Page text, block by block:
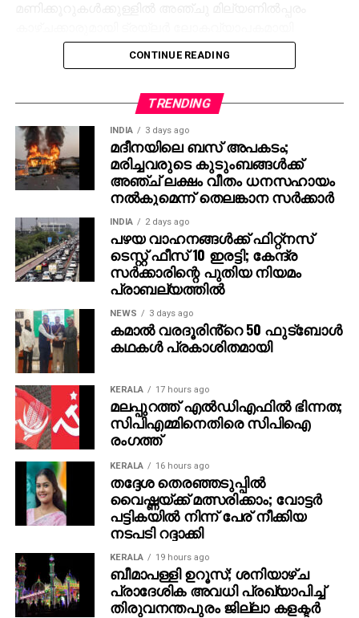
ട്രെൻഡിങ്ങിൽ മുന്നിലാണ്.
വാരാണസിയുടെ ട്രയ്ലർ റാമോജി ഫിലിം സിറ്റിയിൽ
നടന്ന ഇവെന്റിൽ 130×100 ഫീറ്റിൽ പ്രത്യേകമായി
സജ്ജീകരിച്ച സ്‌ക്രീനിലാണ് പ്രദർശിപ്പിച്ചത് . സിഇ
512-ലെ വാരാണസി കാണിച്ചുകൊണ്ടാണ് ട്രെയിലര്‍
തുടങ്ങുന്നത്. പിന്നീട് 2027-ല്‍ ഭൂമിയെ ലക്ഷ്യമാക്കി
വരുന്ന ശാംഭവി എന്ന ഛിന്നഗ്രഹമാണ് കാണിക്കുന്നത്.
തുടര്‍ന്നങ്ങോട്ട് അന്റാര്‍ട്ടിക്കയിലെ റോസ് ഐസ്
ഷെല്‍ഫ്, ആഫ്രിക്കയിലെ അംബോസെലി വനം,
ബിസിഇ 7200-ലെ ലങ്കാനഗരം, വാരാണസിയിലെ
മണികര്‍ണികാ ഘട്ട് തുടങ്ങിയവയെല്ലാം
വിസ്മയക്കാഴ്ചകളായി ട്രെയിലറില്‍ അനാവരണം
ചെയ്യുന്നു.കൈയില്‍ ത്രിശൂലവുമേന്തി കാളയുടെ
പുറത്തേറി വരുന്ന മഹേഷ് ബാബുവിന്റെ രുദ്ര എന്ന
കഥാപാത്രം സ്‌ക്രീനിൽ അവസാനം എത്തിയപ്പോൾ
വേദിയിലും മഹേഷ് ബാബു കാളയുടെ പുറത്തു എൻട്രി
ചെയ്തപ്പോൾ അറുപത്തിനായിരത്തിൽപ്പരം കാഴ്ചക്കാർ
നിറഞ്ഞ ഇവന്റിലെ സദസ്സ് ഹർഷാരവം കൊണ്ട്
വേദിയെ ധന്യമാക്കി. ഐമാക്‌സിലാണ് ചിത്രം
ഒരുങ്ങുന്നത് എന്നതിനാല്‍ തന്നെ തിയേറ്ററുകളില്‍
ഗംഭീരമായ കാഴ്ചാനുഭൂതി
സമ്മാനിക്കുമെന്നുറപ്പാണ്.ബാഹുബലിയും ആർ ആർ
ആറും ഒരുക്കിയ രാജമൗലിയുടെ ബ്രഹ്മാണ്ഡ ചിത്രം
വാരണാസി 2027ൽ തിയേറ്ററുകളിലേക്കെത്തും. പി ആർ
ഓ ആൻഡ് മാർക്കറ്റിംഗ് സ്ട്രാറ്റജിസ്റ്റ് : പ്രതീഷ് ശേഖർ.
CONTINUE READING
TRENDING
INDIA 3 days ago
മദീനയിലെ ബസ് അപകടം;
മരിച്ചവരുടെ കുടുംബങ്ങള്‍ക്ക്
അഞ്ച് ലക്ഷം വീതം ധനസഹായം
നല്‍കുമെന്ന് തെലങ്കാന സര്‍ക്കാര്‍
INDIA 2 days ago
പഴയ വാഹനങ്ങള്‍ക്ക് ഫിറ്റ്‌നസ്
ടെസ്റ്റ് ഫീസ് 10 ഇരട്ടി; കേന്ദ്ര
സര്‍ക്കാരിന്റെ പുതിയ നിയമം
പ്രാബല്യത്തില്‍
NEWS 3 days ago
കമാൽ വരദൂരിൻ്റെ 50 ഫുട്ബോൾ
കഥകൾ പ്രകാശിതമായി
KERALA 17 hours ago
മലപ്പുറത്ത് എല്‍ഡിഎഫില്‍ ഭിന്നത;
സിപിഎമ്മിനെതിരെ സിപിഐ
രംഗത്ത്
KERALA 16 hours ago
തദ്ദേശ തെരഞ്ഞടുപ്പില്‍
വൈഷ്ണയ്ക്ക് മത്സരിക്കാം; വോട്ടര്‍
പട്ടികയില്‍ നിന്ന് പേര് നീക്കിയ
നടപടി റദ്ദാക്കി
KERALA 19 hours ago
ബീമാപള്ളി ഉറൂസ്; ശനിയാഴ്ച
പ്രാദേശിക അവധി പ്രഖ്യാപിച്ച്
തിരുവനന്തപുരം ജില്ലാ കളക്ടര്‍